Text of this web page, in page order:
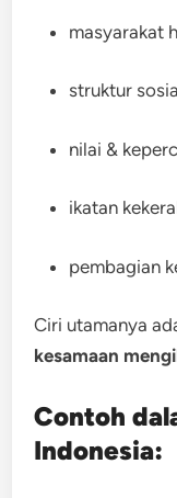
masyarakat
struktur
nilai &
ikatan
pembagian
Ciri utamanya
kesamaan
Contoh
Indonesia: